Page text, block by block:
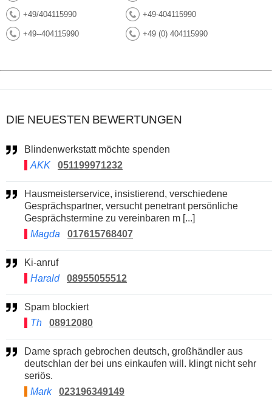
+49/404115990 +49-404115990
+49--404115990 +49 (0) 404115990
DIE NEUESTEN BEWERTUNGEN
Blindenwerkstatt möchte spenden
AKK
051199971232
Hausmeisterservice, insistierend, verschiedene
Gesprächspartner, versucht penetrant persönliche
Gesprächstermine zu vereinbaren m [...]
Magda
017615768407
Ki-anruf
Harald
08955055512
Spam blockiert
Th
08912080
Dame sprach gebrochen deutsch, großhändler aus
deutschlan der bei uns einkaufen will. klingt nicht sehr
seriös.
Mark
023196349149